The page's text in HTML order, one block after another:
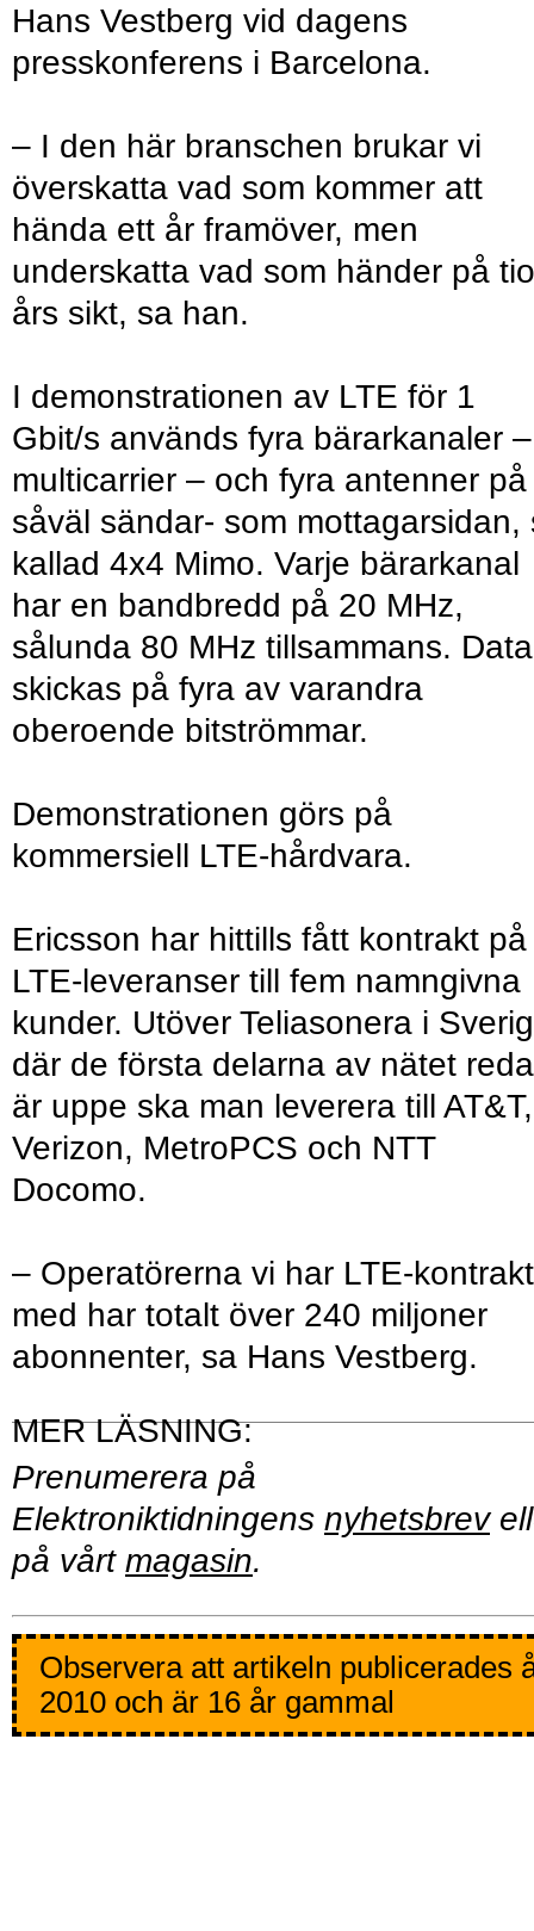
Hans Vestberg vid dagens
presskonferens i Barcelona.
– I den här branschen brukar vi
överskatta vad som kommer att
hända ett år framöver, men
underskatta vad som händer på tio
års sikt, sa han.
I demonstrationen av LTE för 1
Gbit/s används fyra bärarkanaler –
multicarrier – och fyra antenner på
såväl sändar- som mottagarsidan,
kallad 4x4 Mimo. Varje bärarkanal
har en bandbredd på 20 MHz,
sålunda 80 MHz tillsammans. Data
skickas på fyra av varandra
oberoende bitströmmar.
Demonstrationen görs på
kommersiell LTE-hårdvara.
Ericsson har hittills fått kontrakt på
LTE-leveranser till fem namngivna
kunder. Utöver Teliasonera i
där de första delarna av nätet
är uppe ska man leverera till AT&T,
Verizon, MetroPCS och NTT
Docomo.
– Operatörerna vi har LTE-kontrakt
med har totalt över 240 miljoner
abonnenter, sa Hans Vestberg.
Prenumerera på
Elektroniktidningens nyhetsbrev
på vårt magasin.
Observera att artikeln publicerades
2010 och är 16 år gammal